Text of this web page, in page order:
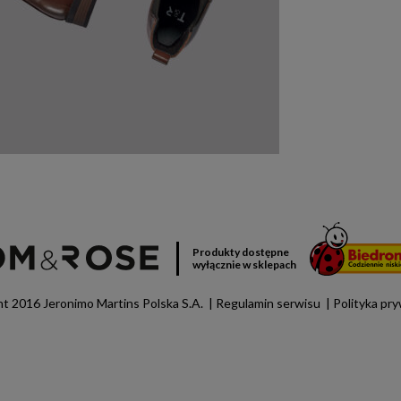
Produkty dostępne
wyłącznie w sklepach
2016 Jeronimo Martins Polska S.A. Regulamin serwisu Polityka